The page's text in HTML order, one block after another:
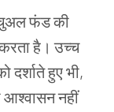
फंड की
करता है। उच्च
हुए भी,
आश्वासन नहीं